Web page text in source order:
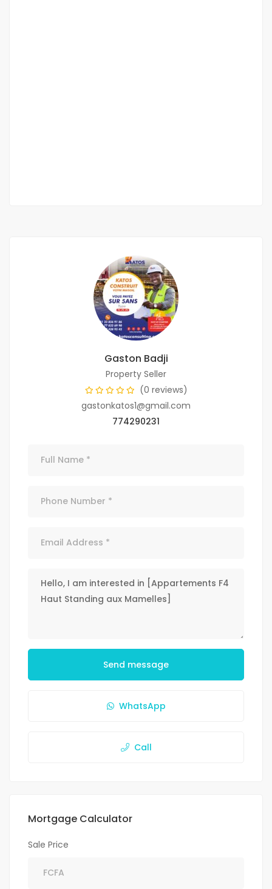
Gaston Badji
Property Seller
(0 reviews)
gastonkatos1@gmail.com
774290231
Send message
WhatsApp
Call
Mortgage Calculator
Sale Price